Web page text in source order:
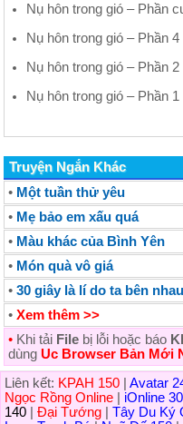
Nụ hôn trong gió – Phần
Nụ hôn trong gió – Phần 4
Nụ hôn trong gió – Phần 2
Nụ hôn trong gió – Phần 1
Truyện Ngắn Khác
• Một tuần thử yêu
• Mẹ bảo em xấu quá
• Màu khác của Bình Yên
• Món quà vô giá
• 30 giây là lí do ta bên
• Xem thêm >>
• Khi tải File bị lỗi hoặc báo
dùng Uc Browser Bản Mới
Liên kết: KPAH 150 Avatar
Ngọc Rồng Online
iOnline
140
Đại Tướng Tây Du Ký